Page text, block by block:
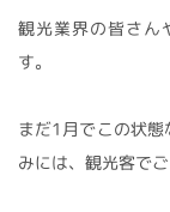
観光業界の皆さん
す。
まだ1月でこの状
みには、観光客で